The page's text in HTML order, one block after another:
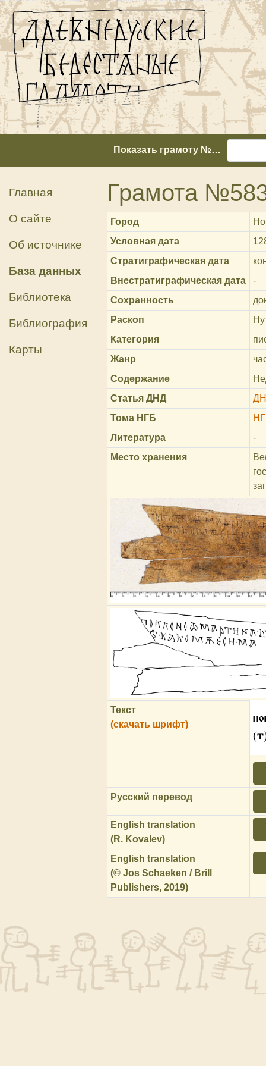
Показать грамоту №…
Главная
О сайте
Об источнике
База данных
Библиотека
Библиография
Карты
Грамота
Город
Условная дата
Стратиграфическая дата
Внестратиграфическая дата
-
Сохранность
Раскоп
Категория
Жанр
Содержание
Статья ДНД
Тома НГБ
Литература
-
Место хранения
Текст
(скачать шрифт)
Русский перевод
English translation
(R. Kovalev)
English translation
(© Jos Schaeken / Brill
Publishers, 2019)